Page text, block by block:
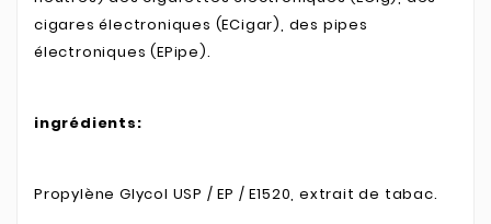
cigares électroniques (ECigar), des pipes
électroniques (EPipe).
ingrédients:
Propylène Glycol USP / EP / E1520, extrait de tabac.